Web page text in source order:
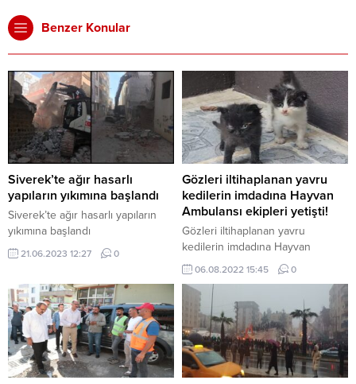
Benzer Konular
Siverek’te ağır hasarlı
yapıların yıkımına başlandı
Siverek’te ağır hasarlı yapıların
yıkımına başlandı
21.06.2023 12:27 0
Gözleri iltihaplanan yavru
kedilerin imdadına Hayvan
Ambulansı ekipleri yetişti!
Gözleri iltihaplanan yavru
kedilerin imdadına Hayvan
Ambulansı ekipleri yetişti!
06.08.2022 15:45 0